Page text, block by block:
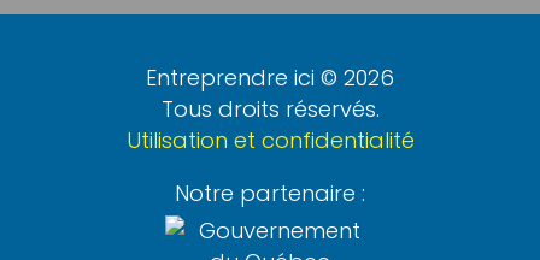
Entreprendre ici © 2026
Tous droits réservés.
Utilisation et confidentialité
Notre partenaire :